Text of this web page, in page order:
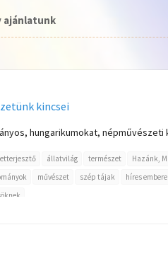
ajánlatunk
kincsei
hungarikumokat, népművészeti
állatvilág természet Hazánk,
művészet szép tájak híres